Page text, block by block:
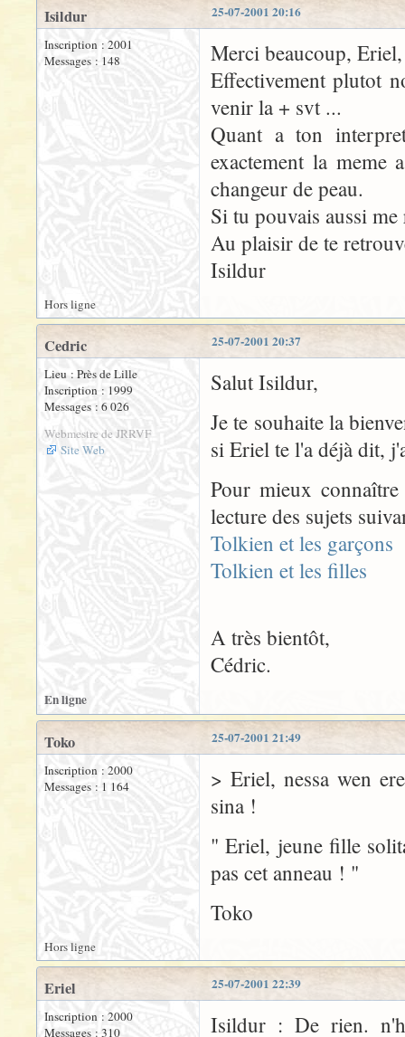
25-07-2001 20:16
Isildur
Inscription : 2001
Messages : 148
Merci beaucoup,
Effectivement plutot
venir la + svt ...
Quant a ton
exactement la meme
changeur de peau.
Si tu pouvais aussi
Au plaisir de te
Isildur
Hors ligne
25-07-2001 20:37
Cedric
Lieu : Près de Lille
Inscription : 1999
Messages : 6 026
Webmestre de JRRVF
Site Web
Salut Isildur,
Je te souhaite la
si Eriel te l'a déjà dit,
Pour mieux
lecture des sujets
Tolkien et les garçons
Tolkien et les filles
A très bientôt,
Cédric.
En ligne
25-07-2001 21:49
Toko
Inscription : 2000
Messages : 1 164
> Eriel, nessa wen
sina !
" Eriel, jeune fille
pas cet anneau ! "
Toko
Hors ligne
25-07-2001 22:39
Eriel
Inscription : 2000
Messages : 310
Isildur : De rien.